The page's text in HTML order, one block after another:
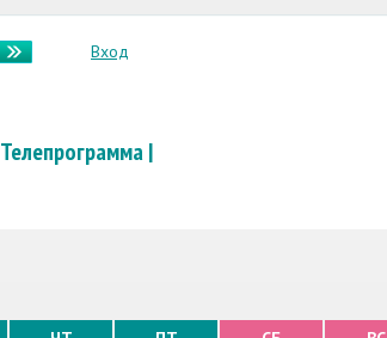
Вход
Телепрограмма|